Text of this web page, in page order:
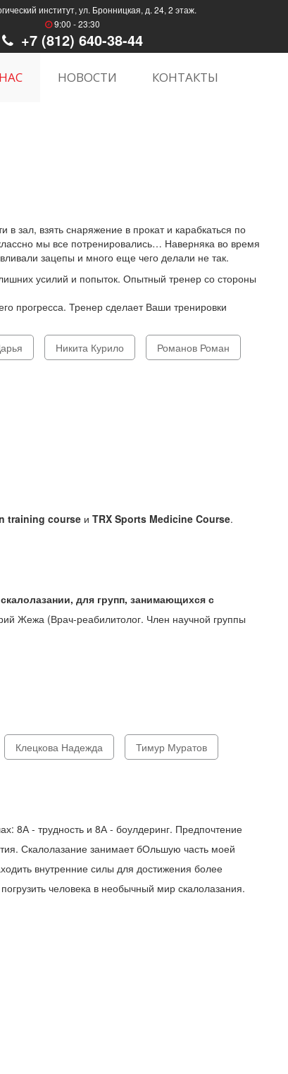
институт, ул. Бронницкая, д. 24, 2 этаж.
9:00 - 23:30
+7 (812) 640-38-44
НОВОСТИ КОНТАКТЫ
зал, взять снаряжение в прокат и карабкаться по
мы все потренировались… Наверняка во время
зацепы и много еще чего делали не так.
усилий и попыток. Опытный тренер со стороны
прогресса. Тренер сделает Ваши тренировки
Никита Курило Романов Роман
training course и TRX Sports Medicine Course.
для групп, занимающихся с
Жежа (Врач-реабилитолог. Член научной группы
Клецкова Надежда Тимур Муратов
8А - трудность и 8А - боулдеринг. Предпочтение
Скалолазание занимает бОльшую часть моей
внутренние силы для достижения более
человека в необычный мир скалолазания.